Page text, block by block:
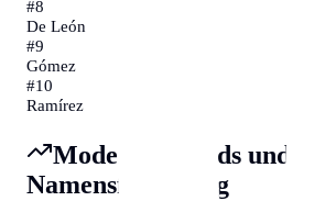
#8
De León
#9
Gómez
#10
Ramírez
Moderne Trends und
Namensforschung